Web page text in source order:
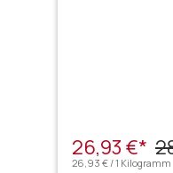
26,93 €*
26,93 € / 1 Kilogramm